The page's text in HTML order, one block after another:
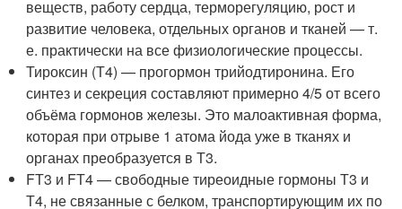
веществ, работу сердца, терморегуляцию, рост и
развитие человека, отдельных органов и тканей — т.
е. практически на все физиологические процессы.
Тироксин (Т4) — прогормон трийодтиронина. Его
синтез и секреция составляют примерно 4/5 от всего
объёма гормонов железы. Это малоактивная форма,
которая при отрыве 1 атома йода уже в тканях и
органах преобразуется в Т3.
FТ3 и FТ4 — свободные тиреоидные гормоны Т3 и
Т4, не связанные с белком, транспортирующим их по